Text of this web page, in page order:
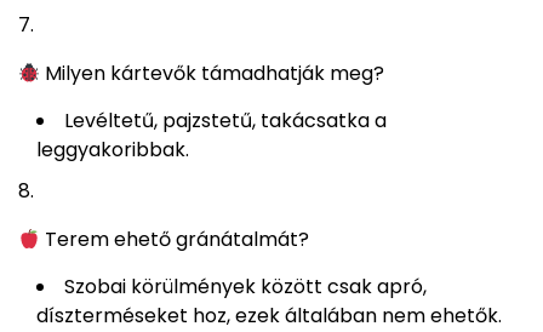
Milyen kártevők támadhatják meg?
Levéltetű, pajzstetű, takácsatka a
leggyakoribbak.
Terem ehető gránátalmát?
Szobai körülmények között csak apró,
díszterméseket hoz, ezek általában nem ehetők.